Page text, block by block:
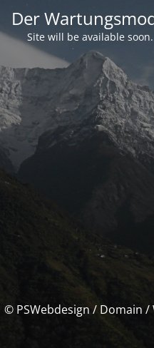
Der
Site will be available
© PSWebdesign / Domain